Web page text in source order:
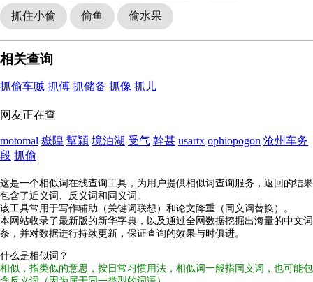
抓住小偷 偷鱼 偷水果
相关查询
抓偷车贼 抓傅 抓储备 抓像 抓儿
网友正在查
motomal 嶽隍 幫穎 境泊湖 受气 幹甚 usartx ophiopogon 沧州车务
段 抓偷
这是一个相似词在线查询工具，为用户提供相似词查询服务，返回的结果
包含了近义词、反义词和同义词。
该工具常用于写作辅助（关键词联想）和论文降重（同义词替换）。
本网站收录了最新版的新华字典，以及通过全网数据挖掘出海量的中文词
条，并对数据进行持续更新，保证查询的效果与时俱进。
什么是相似词？
相似，指类似的意思，按日常习惯用法，相似词一般指同义词，也可能包